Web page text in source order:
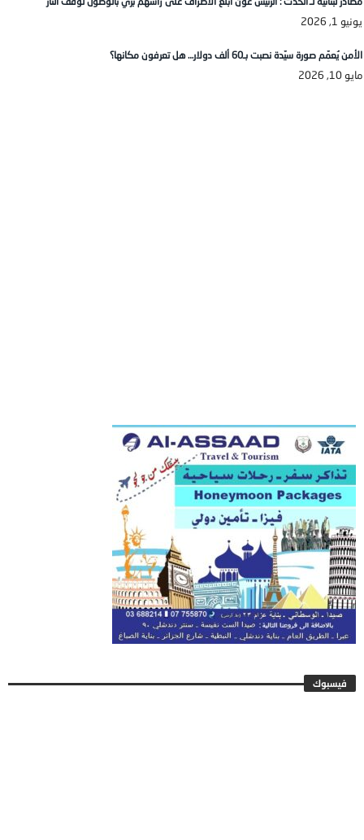
يونيو 1, 2026
الأمن يُعمّم صورة سيّدة نصبت بـ60 ألف دولار… هل تعرفون مكانها؟
مايو 10, 2026
فيسبوك